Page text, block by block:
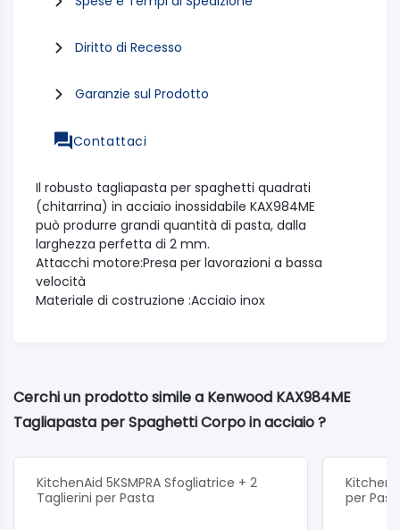
Diritto di Recesso
Garanzie sul Prodotto
Contattaci
Il robusto tagliapasta per spaghetti quadrati
(chitarrina) in acciaio inossidabile KAX984ME
può produrre grandi quantità di pasta, dalla
larghezza perfetta di 2 mm.
Attacchi motore:Presa per lavorazioni a bassa
velocità
Materiale di costruzione :Acciaio inox
Cerchi un prodotto simile a Kenwood KAX984ME
Tagliapasta per Spaghetti Corpo in acciaio ?
KitchenAid 5KSMPRA Sfogliatrice + 2
Taglierini per Pasta
per